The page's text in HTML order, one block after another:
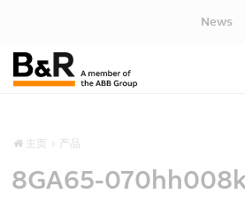
News
主页 产品
8GA65-